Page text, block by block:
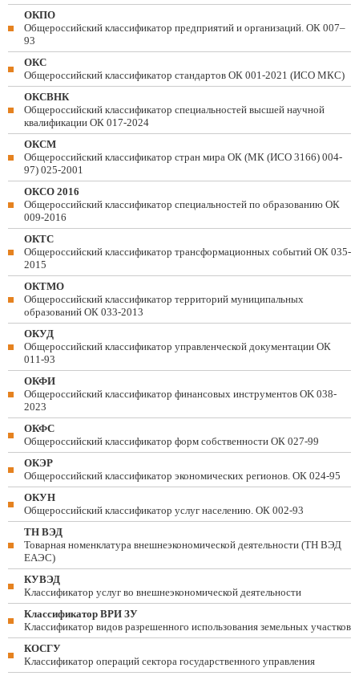
ОКПО
Общероссийский классификатор предприятий и организаций. ОК 007–
93
ОКС
Общероссийский классификатор стандартов ОК 001-2021 (ИСО МКС)
ОКСВНК
Общероссийский классификатор специальностей высшей научной
квалификации ОК 017-2024
ОКСМ
Общероссийский классификатор стран мира ОК (МК (ИСО 3166) 004-
97) 025-2001
ОКСО 2016
Общероссийский классификатор специальностей по образованию ОК
009-2016
ОКТС
Общероссийский классификатор трансформационных событий ОК 035-
2015
ОКТМО
Общероссийский классификатор территорий муниципальных
образований ОК 033-2013
ОКУД
Общероссийский классификатор управленческой документации ОК
011-93
ОКФИ
Общероссийский классификатор финансовых инструментов OK 038-
2023
ОКФС
Общероссийский классификатор форм собственности ОК 027-99
ОКЭР
Общероссийский классификатор экономических регионов. ОК 024-95
ОКУН
Общероссийский классификатор услуг населению. ОК 002-93
ТН ВЭД
Товарная номенклатура внешнеэкономической деятельности (ТН ВЭД
ЕАЭС)
КУВЭД
Классификатор услуг во внешнеэкономической деятельности
Классификатор ВРИ ЗУ
Классификатор видов разрешенного использования земельных участков
КОСГУ
Классификатор операций сектора государственного управления